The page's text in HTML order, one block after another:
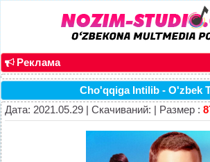
Реклама
Cho'qqiga Intilib - O'zbek
Дата: 2021.05.29 | Скачиваний: | Размер :